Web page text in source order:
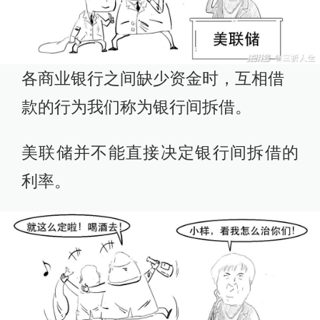
各商业银行之间缺少资金时，互相借
款的行为我们称为银行间拆借。
美联储并不能直接决定银行间拆借的
利率。‍